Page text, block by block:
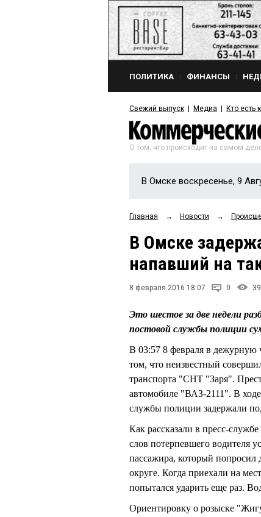
ПОЛИТИКА ФИНАНСЫ
Свежий выпуск Медиа Кто есть
О том, что происходит на самом
В Омске воскресенье, 9
Главная → Новости →
В Омске
напавший на
8 февраля 2016 18:07 0
Это шестое за две недели
постовой службы полиции
В 03:57 8 февраля в дежурную
том, что неизвестный
транспорта "СНТ "Заря".
автомобиле "ВАЗ-2111". В
службы полиции задержали
Как рассказали в пресс-
слов потерпевшего водителя
пассажира, который попросил
округе. Когда приехали на
попытался ударить еще раз.
Ориентировку о розыске